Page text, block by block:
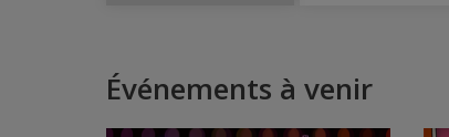
Événements à venir